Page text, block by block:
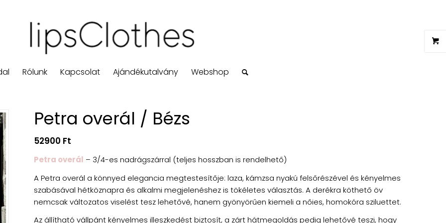
Rólunk Kapcsolat Ajándékutalvány Webshop
Petra overál / Bézs
52900 Ft
Petra overál – 3/4-es nadrágszárral (teljes hosszban is rendelhető)
APetra overál a könnyed elegancia megtestesítője: laza, kámzsa nyakú felsőrészével és kényelmes
szabásával hétköznapra és alkalmi megjelenéshez is tökéletes választás. A derékra köthető öv
nemcsak változatos viselést tesz lehetővé, hanem gyönyörűen kiemeli a nőies, homokóra sziluettet.
Az állítható vállpánt kényelmes illeszkedést biztosít, a zárt hátmegoldás pedig lehetővé teszi, hogy